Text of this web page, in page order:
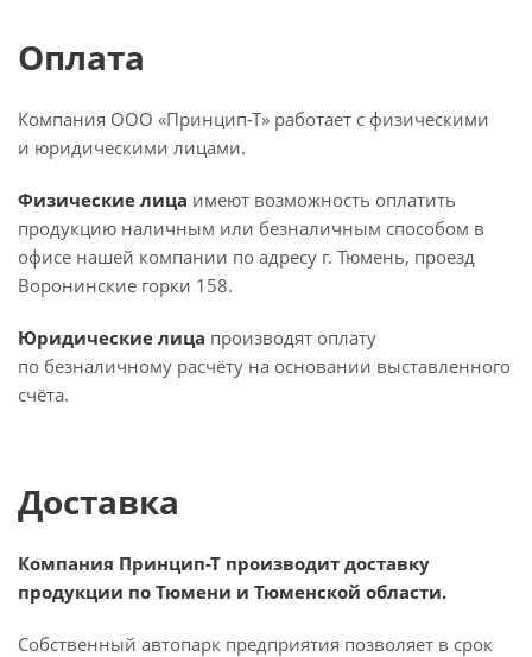
Оплата
Компания ООО «Принцип-Т» работает с физическими
и юридическими лицами.
Физические лица имеют возможность оплатить
продукцию наличным или безналичным способом в
офисе нашей компании по адресу г. Тюмень, проезд
Воронинские горки 158.
Юридические лица производят оплату
по безналичному расчёту на основании выставленного
счёта.
Доставка
Компания Принцип-Т производит доставку
продукции по Тюмени и Тюменской области.
Собственный автопарк предприятия позволяет в срок